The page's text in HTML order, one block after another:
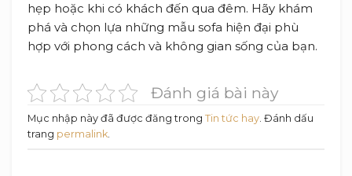
hẹp hoặc khi có khách đến qua đêm. Hãy khám
phá và chọn lựa những mẫu sofa hiện đại phù
hợp với phong cách và không gian sống của bạn.
Đánh giá bài này
Mục nhập này đã được đăng trong Tin tức hay . Đánh dấu
trang permalink